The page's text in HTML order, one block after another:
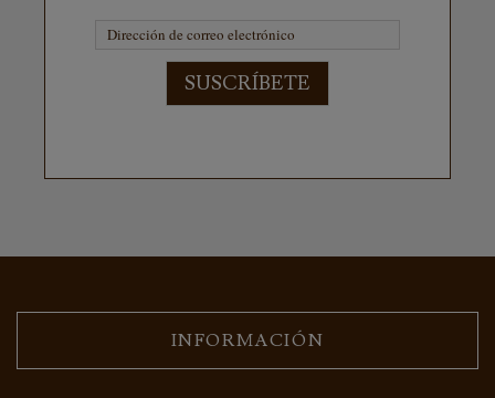
SUSCRÍBETE
INFORMACIÓN